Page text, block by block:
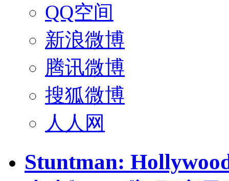
QQ空间
新浪微博
腾讯微博
搜狐微博
人人网
Stuntman: